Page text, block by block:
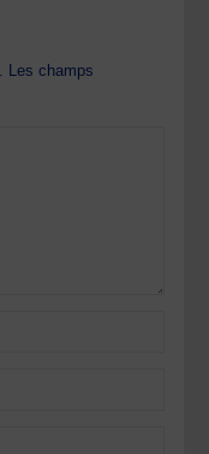
Les champs